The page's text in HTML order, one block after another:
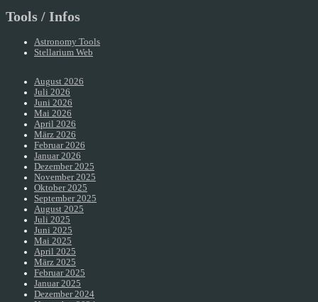
Tools / Infos
Astronomy Tools
Stellarium Web
August 2026
Juli 2026
Juni 2026
Mai 2026
April 2026
März 2026
Februar 2026
Januar 2026
Dezember 2025
November 2025
Oktober 2025
September 2025
August 2025
Juli 2025
Juni 2025
Mai 2025
April 2025
März 2025
Februar 2025
Januar 2025
Dezember 2024